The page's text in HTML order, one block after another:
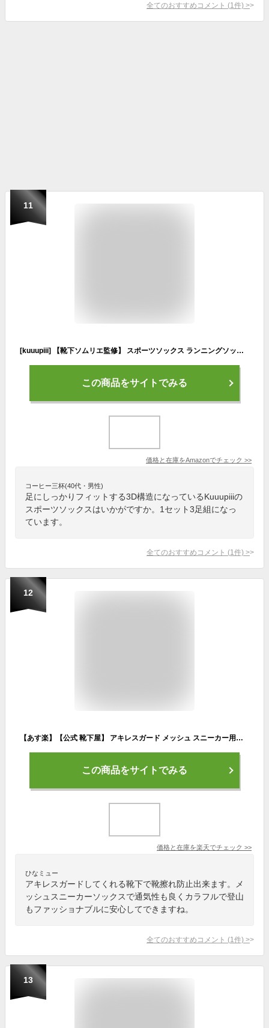
全てのおすすめコメント (1 件) >
11
[kuuupiii] 【靴下ソムリエ監修】 スポーツソックス ランニングソックス メンズ レディース ヨガ 3足組 (白・グレー・黒23-26cm、3足組)
この商品をサイトでみる
価格と在庫をAmazonでチェック >>
コーヒー三杯(40代・男性)
足にしっかりフィットする3D構造になっているKuuupiiiの
スポーツソックスはいかがですか。1セット3足組になっ
ています。
全てのおすすめコメント (1 件) >
12
【あす楽】【公式 靴下屋】 アキレスガード メッシュ スニーカー用ソックス / 靴下 タビオ Tabio くつ下 靴ずれ防止 靴擦れ防止 くるぶし ソックス タブソックス レディース 日本製
この商品をサイトでみる
価格と在庫を楽天でチェック >>
ひなミュー
アキレスガードしてくれる靴下で靴擦れ防止出来ます。メ
ッシュスニーカーソックスで通気性も良くカラフルで登山
もファッショナブルに安心してできますね。
全てのおすすめコメント (1 件) >
13